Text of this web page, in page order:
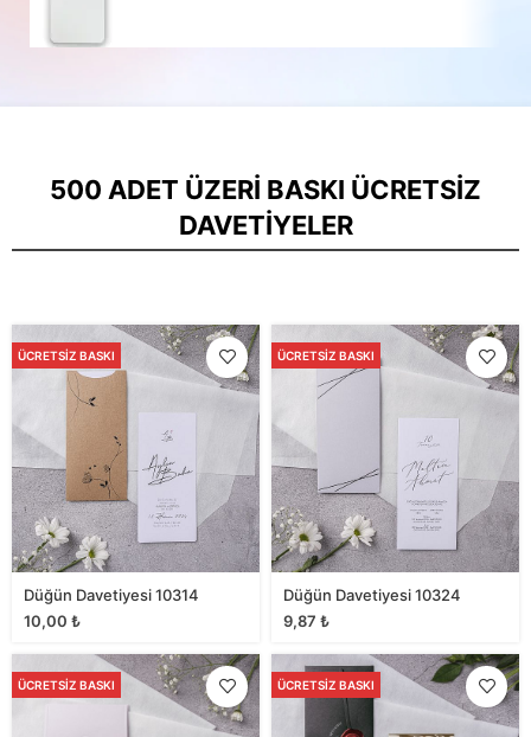
500 ADET ÜZERI BASKI ÜCRETSIZ
DAVETIYELER
ÜCRETSIZ BASKI
Düğün Davetiyesi 10314
10,00 ₺
ÜCRETSIZ BASKI
Düğün Davetiyesi 10324
9,87 ₺
ÜCRETSIZ BASKI ÜCRETSIZ BASKI